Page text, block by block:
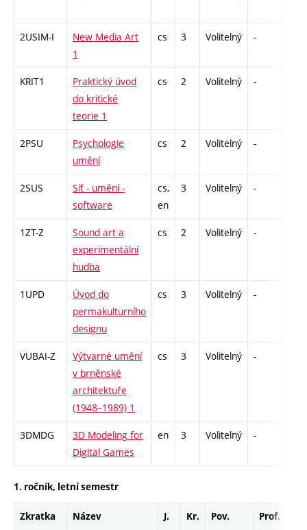
2USIM-I
New Media Art
1
cs 3 Volitelný -
KRIT1
Praktický úvod
do kritické
teorie 1
cs 2 Volitelný -
2PSU
Psychologie
umění
cs 2 Volitelný -
2SUS
Síť - umění -
software
cs,
en
3 Volitelný -
1ZT-Z
Sound art a
experimentální
hudba
cs 2 Volitelný -
1UPD
Úvod do
permakulturního
designu
cs 3 Volitelný -
VUBAI-Z
Výtvarné umění
v brněnské
architektuře
(1948–1989) 1
cs 3 Volitelný -
3DMDG
3D Modeling for
Digital Games
en 3 Volitelný -
1. ročník, letní semestr
Zkratka Název J. Kr. Pov. Prof.